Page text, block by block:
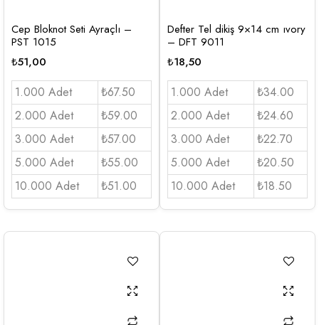
Cep Bloknot Seti Ayraçlı –
PST 1015
₺51,00
1.000 Adet
₺67.50
2.000 Adet
₺59.00
3.000 Adet
₺57.00
5.000 Adet
₺55.00
10.000 Adet
₺51.00
Defter Tel dikiş 9×14 cm ıvory
– DFT 9011
₺18,50
1.000 Adet
₺34.00
2.000 Adet
₺24.60
3.000 Adet
₺22.70
5.000 Adet
₺20.50
10.000 Adet
₺18.50